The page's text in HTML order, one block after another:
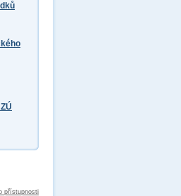
přístupnosti